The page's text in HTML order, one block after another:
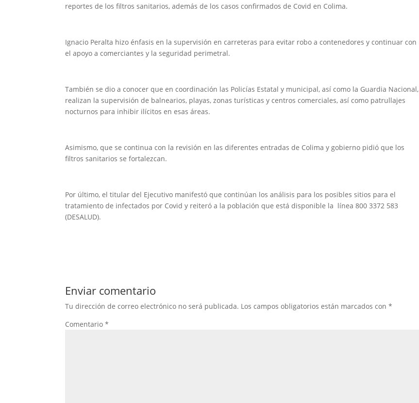
reportes de los filtros sanitarios, además de los casos confirmados de Covid en Colima.
Ignacio Peralta hizo énfasis en la supervisión en carreteras para evitar robo a contenedores y continuar con
el apoyo a comerciantes y la seguridad perimetral.
También se dio a conocer que en coordinación las Policías Estatal y municipal, así como la Guardia Nacional,
realizan la supervisión de balnearios, playas, zonas turísticas y centros comerciales, así como patrullajes
nocturnos para inhibir ilícitos en esas áreas.
Asimismo, que se continua con la revisión en las diferentes entradas de Colima y gobierno pidió que los
filtros sanitarios se fortalezcan.
Por último, el titular del Ejecutivo manifestó que continúan los análisis para los posibles sitios para el
tratamiento de infectados por Covid y reiteró a la población que está disponible la línea 800 3372 583
(DESALUD).
Enviar comentario
Tu dirección de correo electrónico no será publicada. Los campos obligatorios están marcados con*
Comentario*